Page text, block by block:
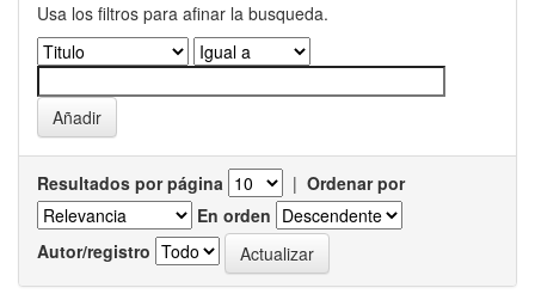
Usa los filtros para afinar la busqueda.
Resultados por página | Ordenar por
En orden
Autor/registro